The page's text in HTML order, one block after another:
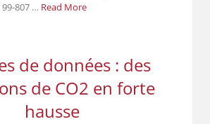
807 … Read More
de données : des
de CO2 en forte
hausse